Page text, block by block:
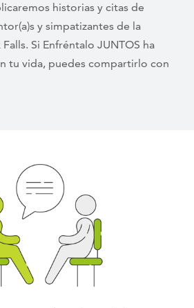
historias y citas de
y simpatizantes de la
Si Enfréntalo JUNTOS ha
tu vida, puedes compartirlo con